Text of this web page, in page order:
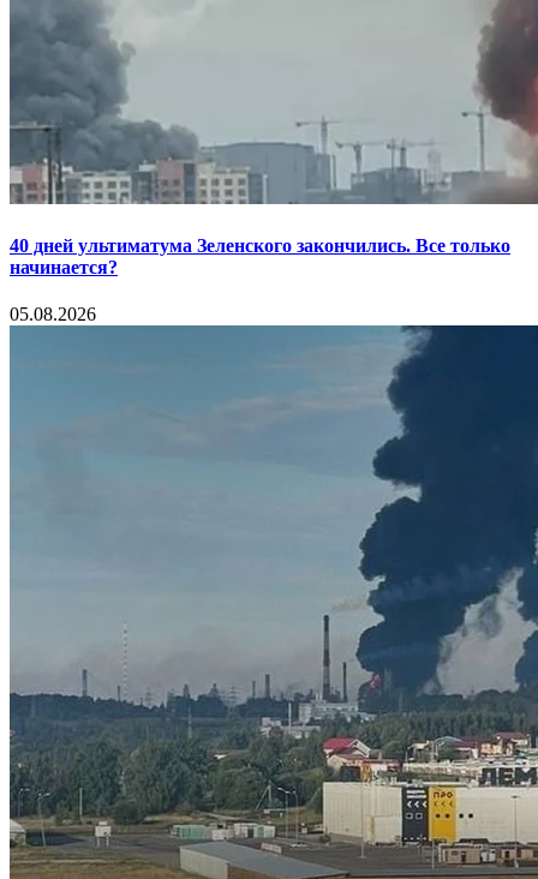
40 дней ультиматума Зеленского закончились. Все только
начинается?
05.08.2026